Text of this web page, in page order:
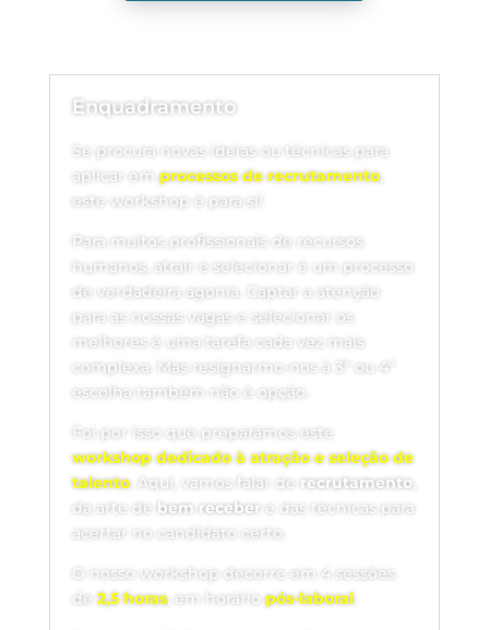
Enquadramento
Se procura novas ideias ou técnicas para
aplicar em processos de recrutamento,
este workshop é para si!
Para muitos profissionais de recursos
humanos, atrair e selecionar é um processo
de verdadeira agonia. Captar a atenção
para as nossas vagas e selecionar os
melhores é uma tarefa cada vez mais
complexa. Mas resignarmo-nos à 3ª ou 4ª
escolha também não é opção.
Foi por isso que preparámos este
workshop dedicado à atração e seleção de
talento. Aqui, vamos falar de recrutamento,
da arte de bem receber e das técnicas para
acertar no candidato certo.
O nosso workshop decorre em 4 sessões
de 2,5 horas, em horário pós-laboral.